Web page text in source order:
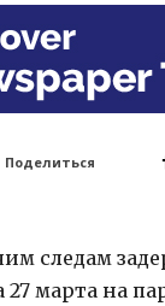
Поделиться
следам
марта на